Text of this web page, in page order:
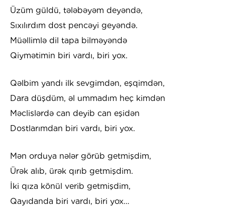
Üzüm güldü, tələbəyəm deyəndə,
Sıxılırdım dost pencəyi geyəndə.
Müəllimlə dil tapa bilməyəndə
Qiymətimin biri vardı, biri yox.
Qəlbim yandı ilk sevgimdən, eşqimdən,
Dara düşdüm, əl ummadım heç kimdən
Məclislərdə can deyib can eşidən
Dostlarımdan biri vardı, biri yox.
Mən orduya nələr görüb getmişdim,
Ürək alıb, ürək qırıb getmişdim.
İki qıza könül verib getmişdim,
Qayıdanda biri vardı, biri yox…